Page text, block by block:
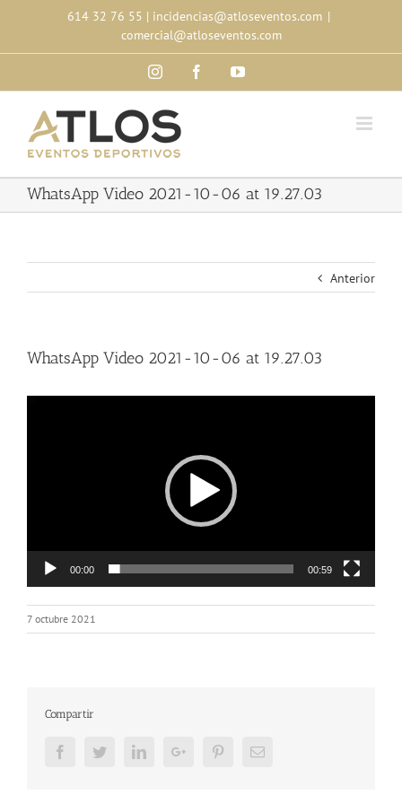
content
614 32 76 55 | incidencias@atloseventos.com |
comercial@atloseventos.com
InstagramFacebookYouTube
WhatsApp Video 2021-10-06 at 19.27.03
Anterior
WhatsApp Video 2021-10-06 at 19.27.03
00:00 00:59
7 octubre 2021
Compartir
FacebookTwitterLinkedInGoogle+ PinterestEmail